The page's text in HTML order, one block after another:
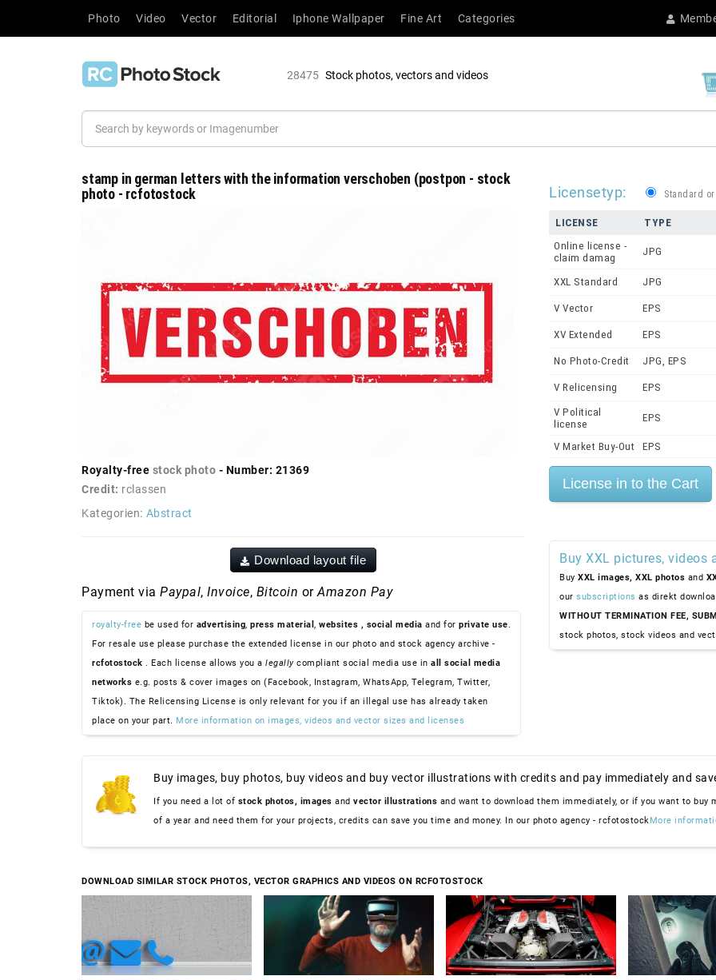
Photo Video Vector Editorial Iphone Wallpaper Fine Art Categories
28475 Stock photos, vectors and videos
stamp in german letters with the information verschoben (postpon - stock
photo - rcfotostock
Royalty-free stock photo - Number: 21369
Credit: rclassen
Kategorien: Abstract
Download layout file
Payment via Paypal, Invoice, Bitcoin or Amazon Pay
royalty-free be used for advertising, press material , websites , social media and for private use.
For resale use please purchase the extended license in our photo and stock agency archive -
rcfotostock . Each license allows you a legallycompliant social media use in all social media
networks e.g. posts & cover images on (Facebook, Instagram, WhatsApp, Telegram, Twitter,
Tiktok). The Relicensing License is only relevant for you if an illegal use has already taken
place on your part. More information on images, videos and vector sizes and licenses
Licensetyp: Standard
LICENSE
TYPE
Online license -
claim damag
JPG
XXL Standard JPG
V Vector EPS
XV Extended EPS
No Photo-Credit JPG, EPS
V Relicensing EPS
V Political
license
EPS
V Market Buy-Out EPS
Buy XXL pictures,
Buy XXL images, XXL photos and
our subscriptions as direkt
WITHOUT TERMINATION FEE,
stock photos, stock videos and
Buy images, buy photos, buy videos and buy vector illustrations with credits and pay immediately and
If you need a lot of stock photos, images and vector illustrations and want to download them immediately, or if you want to buy
of a year and need them for your projects, credits can save you time and money. In our photo agency - rcfotostockMore
DOWNLOAD SIMILAR STOCK PHOTOS, VECTOR GRAPHICS AND VIDEOS ON RCFOTOSTOCK